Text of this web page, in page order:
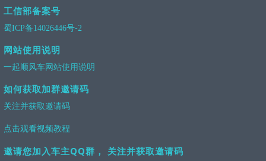
工信部备案号
蜀ICP备14026446号-2
网站使用说明
一起顺风车网站使用说明
如何获取加群邀请码
关注并获取邀请码
点击观看视频教程
邀请您加入车主QQ群， 关注并获取邀请码